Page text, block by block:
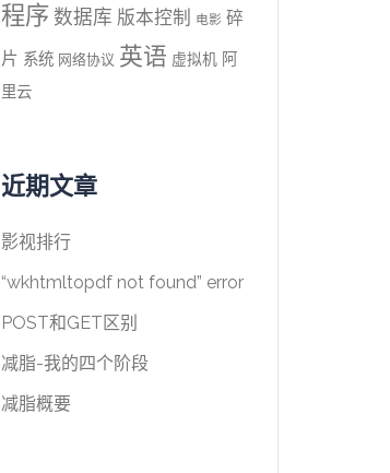
程序 数据库 版本控制 电影 碎
片 系统 网络协议 英语 虚拟机 阿
里云
近期文章
影视排行
“wkhtmltopdf not found” error
POST和GET区别
减脂-我的四个阶段
减脂概要